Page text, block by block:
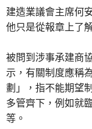
建造業議會主席何
他只是從報章上了
被問到涉事承建商
示，有關制度應稱
劃」，指不能期望
多管齊下，例如就
等。